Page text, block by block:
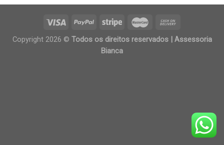
Copyright 2026 © Todos os direitos reservados | Assessoria
Bianca